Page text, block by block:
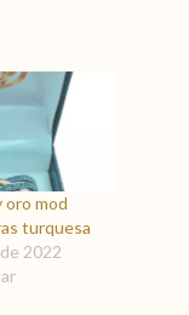
oro mod
turquesa
2022